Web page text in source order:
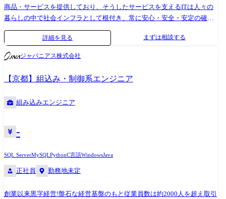
商品・サービスを提供しており、そうしたサービスを支えるITは人々の
暮らしの中で社会インフラとして根付き、常に安心・安全・安定の確保
が求められています。 数ある銀行システムの中でも最重要となる勘定系
システムをメインフレーム上で稼働させており、そのシステム稼働の安
心・安全・安定を支える業務となるため、まさに社会に大きく貢献でき
るポジションです。 【業務内容】 MUFGグループ各社から受託したIBM
ホストシステムに関わる以下の業務をご担当頂きます。 基本的に内製開
発をしているため、システム実装レベルでのスキルを発揮し開発をリー
ドしていただきます。 ・ハードウェア、z/OS及び関連ソフトの企画・開
発・保守・管理 ・ホストミドルウェア/業務共通機能パッケージ・ソフト
システム等)接続システムに関する企画・開発・保守・管理 ・オンライン
連携基盤システムに関する企画・開発・保守・管理 ・ホスト運用システ
ムに関する企画・開発・保守・管理 【役割・責任】 業務内容欄に記載し
適性に応じてご担当頂きます。 【配属想定部署】 インフラサービス部、
配下) 【配属想定部署の人員構成】 当社社員およびベンダー各社から常
詳細を見る まずは相談する
ジャパニアス株式会社
【京都】組込み・制御系エンジニア
組み込みエンジニア
-
SQL ServerMySQLPythonC言語WindowsJava
正社員 勤務地未定
創業以来黒字経営!盤石な経営基盤のもと従業員数は約2000人を超え取引